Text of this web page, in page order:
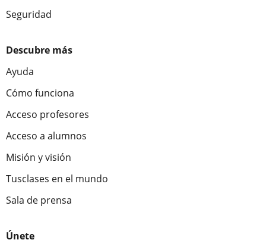
Seguridad
Descubre más
Ayuda
Cómo funciona
Acceso profesores
Acceso a alumnos
Misión y visión
Tusclases en el mundo
Sala de prensa
Únete